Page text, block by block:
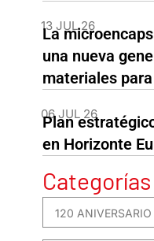
13 JUL 26
La
una nueva
materiales
06 JUL 26
Plan
en Horizonte
Categorías
120 ANIVERSARIO